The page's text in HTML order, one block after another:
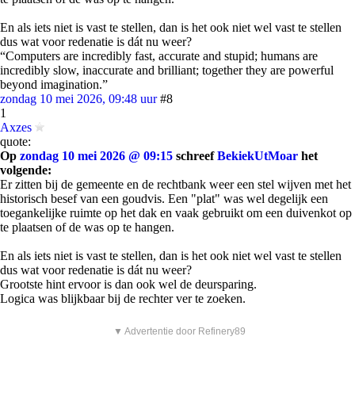
En als iets niet is vast te stellen, dan is het ook niet wel vast te stellen
dus wat voor redenatie is dát nu weer?
“Computers are incredibly fast, accurate and stupid; humans are
incredibly slow, inaccurate and brilliant; together they are powerful
beyond imagination.”
zondag 10 mei 2026, 09:48 uur #8
1
Axzes
quote:
Op zondag 10 mei 2026 @ 09:15 schreefBekiekUtMoar het
volgende:
Er zitten bij de gemeente en de rechtbank weer een stel wijven met het
historisch besef van een goudvis. Een "plat" was wel degelijk een
toegankelijke ruimte op het dak en vaak gebruikt om een duivenkot op
te plaatsen of de was op te hangen.
En als iets niet is vast te stellen, dan is het ook niet wel vast te stellen
dus wat voor redenatie is dát nu weer?
Grootste hint ervoor is dan ook wel de deursparing.
Logica was blijkbaar bij de rechter ver te zoeken.
▼ Advertentie door Refinery89